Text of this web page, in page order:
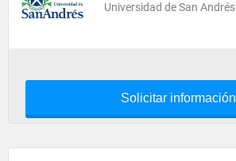
Universidad de San Andrés
Solicitar información